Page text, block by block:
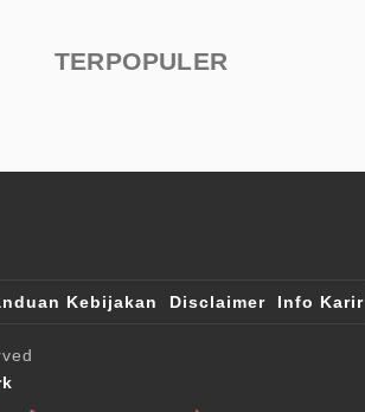
TERPOPULER
Kebijakan Disclaimer Info Karir